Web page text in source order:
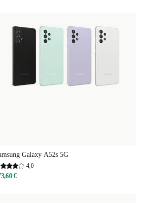
Galaxy A52s 5G
4,0
€